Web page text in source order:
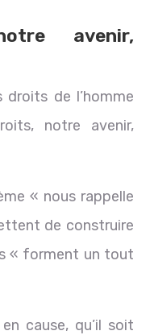
avenir,
de l’homme
notre avenir,
« nous rappelle
de construire
« forment un tout
cause, qu’il soit